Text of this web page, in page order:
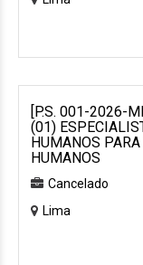
[P.S. 001-2026-
(01)
HUMANOS
HUMANOS
Cancelado
Lima